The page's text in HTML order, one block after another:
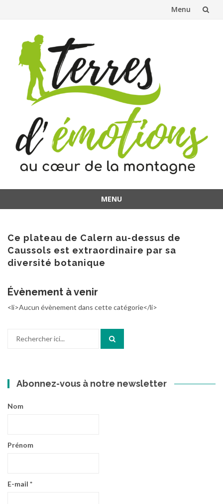
Menu
contenu
MENU
contenu
Ce plateau de Calern au-dessus de
Caussols est extraordinaire par sa
diversité botanique
Évènement à venir
<li>Aucun évènement dans cette catégorie</li>
Abonnez-vous à notre newsletter
Nom
Prénom
E-mail *